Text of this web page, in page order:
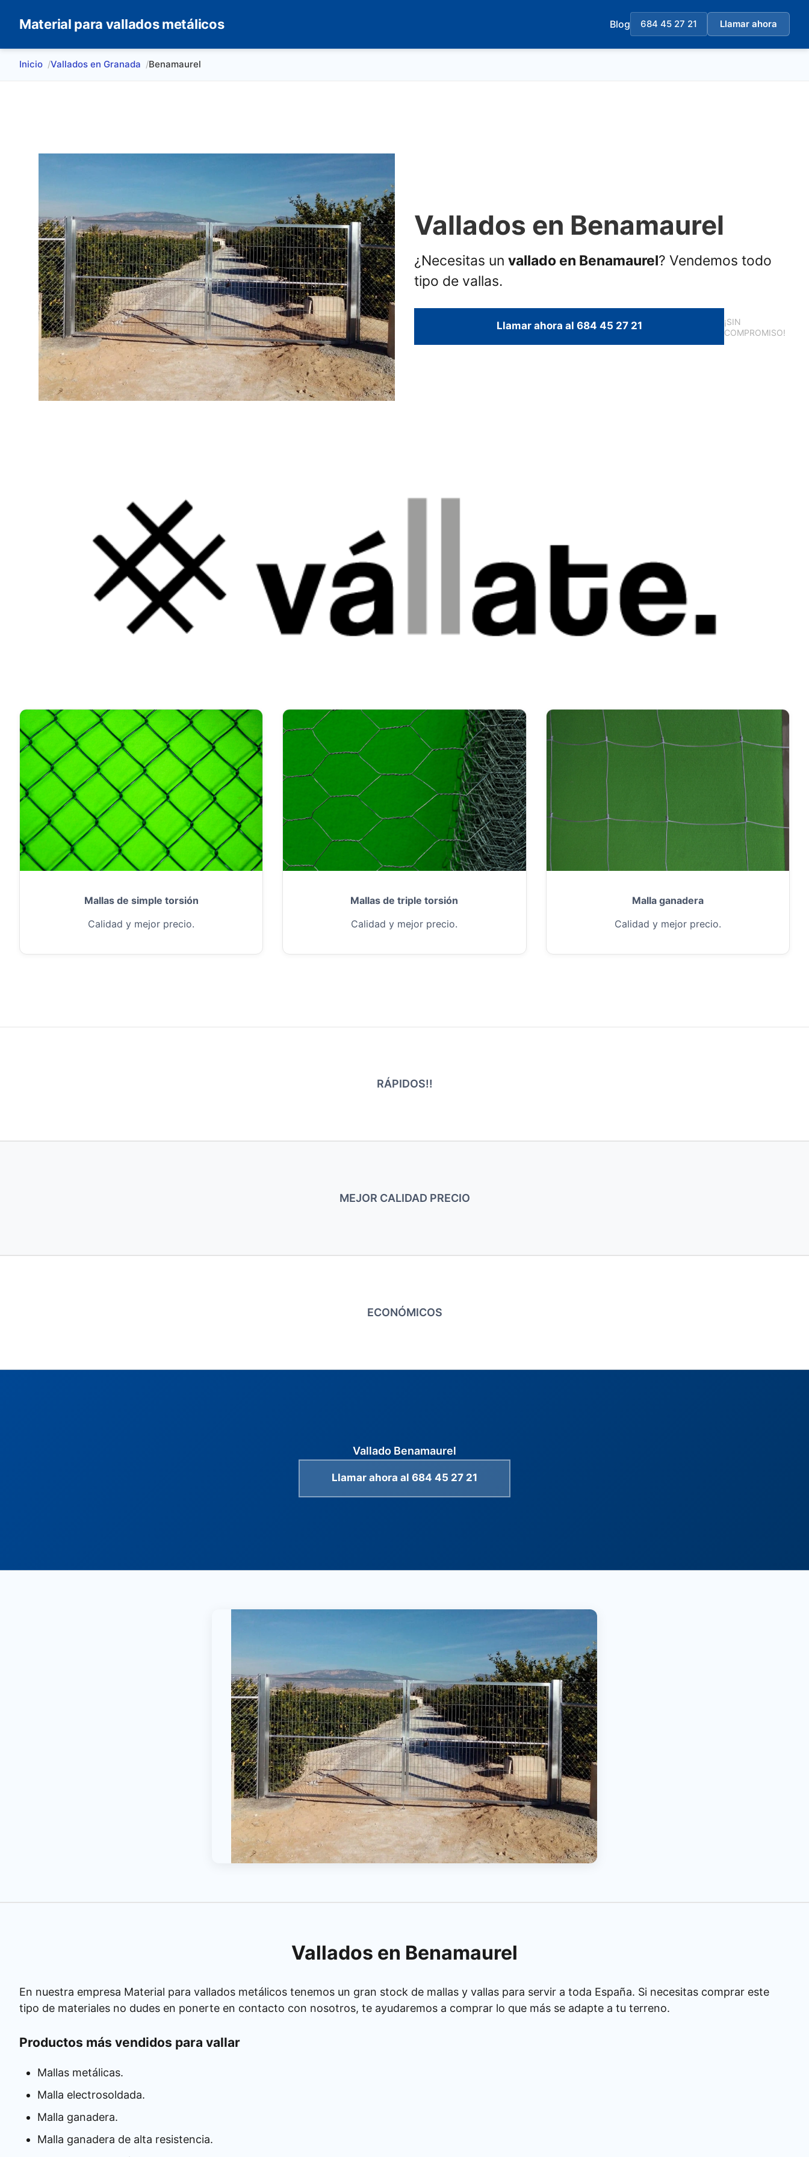
Material para vallados metálicos Blog 684 45 27 21 Llamar ahora
Inicio Vallados en Granada Benamaurel
Vallados en Benamaurel
¿Necesitas un vallado en Benamaurel? Vendemos todo
tipo de vallas.
Llamar ahora al 684 45 27 21
¡SIN
COMPROMISO!
Mallas de simple torsión
Calidad y mejor precio.
Mallas de triple torsión
Calidad y mejor precio.
Malla ganadera
Calidad y mejor precio.
RÁPIDOS!!
MEJOR CALIDAD PRECIO
ECONÓMICOS
Vallado Benamaurel
Llamar ahora al 684 45 27 21
Vallados en Benamaurel
En nuestra empresa Material para vallados metálicos tenemos un gran stock de mallas y vallas para servir a toda España. Si necesitas comprar este
tipo de materiales no dudes en ponerte en contacto con nosotros, te ayudaremos a comprar lo que más se adapte a tu terreno.
Productos más vendidos para vallar
Mallas metálicas.
Malla electrosoldada.
Malla ganadera.
Malla ganadera de alta resistencia.